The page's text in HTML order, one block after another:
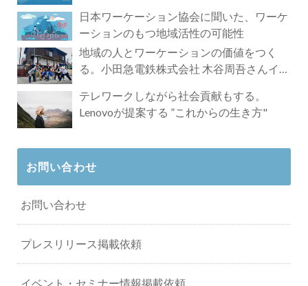
日本ワーケーション協会に聞いた、ワーケ
ーションのもつ地域活性の可能性
地域の人とワーケーションの価値をつく
る。小田急電鉄株式会社 木谷周吾さんイン
テレワークしながら社会貢献もする。
Lenovoが提案する ”これからの生き方"
お問い合わせ
お問い合わせ
プレスリリース掲載依頼
イベント・セミナー情報掲載依頼